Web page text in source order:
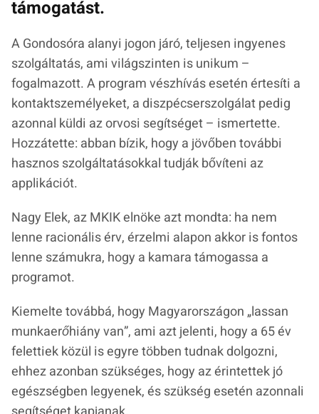
támogatást.
A Gondosóra alanyi jogon járó, teljesen ingyenes
szolgáltatás, ami világszinten is unikum –
fogalmazott. A program vészhívás esetén értesíti a
kontaktszemélyeket, a diszpécserszolgálat pedig
azonnal küldi az orvosi segítséget – ismertette.
Hozzátette: abban bízik, hogy a jövőben további
hasznos szolgáltatásokkal tudják bővíteni az
applikációt.
Nagy Elek, az MKIK elnöke azt mondta: ha nem
lenne racionális érv, érzelmi alapon akkor is fontos
lenne számukra, hogy a kamara támogassa a
programot.
Kiemelte továbbá, hogy Magyarországon„lassan
munkaerőhiány van”, ami azt jelenti, hogy a 65 év
felettiek közül is egyre többen tudnak dolgozni,
ehhez azonban szükséges, hogy az érintettek jó
egészségben legyenek, és szükség esetén azonnali